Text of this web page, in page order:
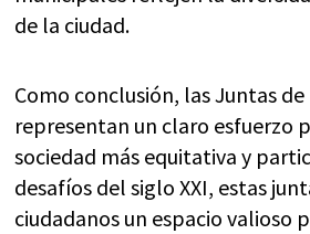
de la ciudad.
Como conclusión, las Juntas
representan un claro esfuerzo
sociedad más equitativa y
desafíos del siglo XXI, estas
ciudadanos un espacio valioso